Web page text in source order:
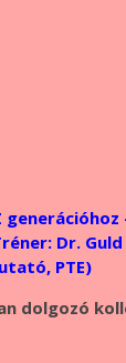
Dr. Guld
PTE)
dolgozó